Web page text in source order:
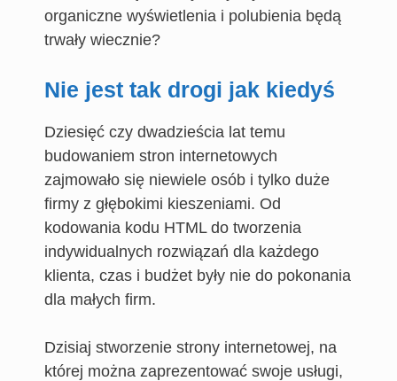
organiczne wyświetlenia i polubienia będą
trwały wiecznie?
Nie jest tak drogi jak kiedyś
Dziesięć czy dwadzieścia lat temu
budowaniem stron internetowych
zajmowało się niewiele osób i tylko duże
firmy z głębokimi kieszeniami. Od
kodowania kodu HTML do tworzenia
indywidualnych rozwiązań dla każdego
klienta, czas i budżet były nie do pokonania
dla małych firm.
Dzisiaj stworzenie strony internetowej, na
której można zaprezentować swoje usługi,